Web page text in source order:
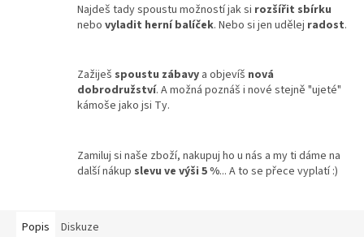
Najdeš tady spoustu možností jak si rozšířit sbírku
nebo vyladit herní balíček. Nebo si jen udělej radost.
Zažiješ spoustu zábavy a objevíš nová
dobrodružství. A možná poznáš i nové stejně "ujeté"
kámoše jako jsi Ty.
Zamiluj si naše zboží, nakupuj ho u nás a my ti dáme na
další nákup slevu ve výši 5 %... A to se přece vyplatí :)
Popis Diskuze